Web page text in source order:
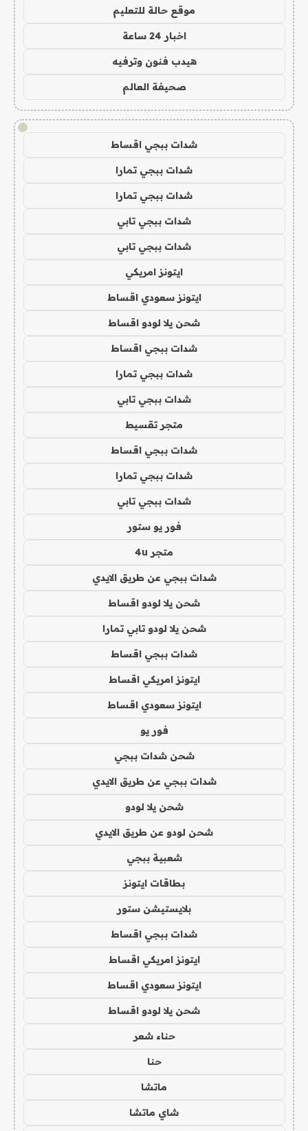
موقع حالة للتعليم
اخبار 24 ساعة
هيدب فنون وترفيه
صحيفة العالم
!
شدات ببجي اقساط
شدات ببجي تمارا
شدات ببجي تمارا
شدات ببجي تابي
شدات ببجي تابي
ايتونز امريكي
ايتونز سعودي اقساط
شحن يلا لودو اقساط
شدات ببجي اقساط
شدات ببجي تمارا
شدات ببجي تابي
متجر تقسيط
شدات ببجي اقساط
شدات ببجي تمارا
شدات ببجي تابي
فور يو ستور
متجر 4u
شدات ببجي عن طريق الايدي
شحن يلا لودو اقساط
شحن يلا لودو تابي تمارا
شدات ببجي اقساط
ايتونز امريكي اقساط
ايتونز سعودي اقساط
فور يو
شحن شدات ببجي
شدات ببجي عن طريق الايدي
شحن يلا لودو
شحن لودو عن طريق الايدي
شعبية ببجي
بطاقات ايتونز
بلايستيشن ستور
شدات ببجي اقساط
ايتونز امريكي اقساط
ايتونز سعودي اقساط
شحن يلا لودو اقساط
حناء شعر
حنا
ماتشا
شاي ماتشا